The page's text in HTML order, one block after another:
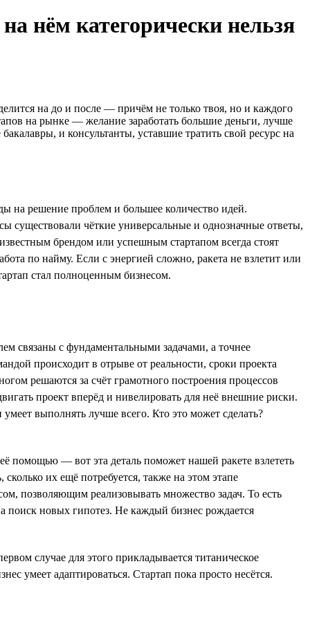
нём категорически нельзя
на до и после — причём не только твоя, но и каждого
на рынке — желание заработать большие деньги, лучше
и консультанты, уставшие тратить свой ресурс на
на решение проблем и большее количество идей.
существовали чёткие универсальные и однозначные ответы,
брендом или успешным стартапом всегда стоят
по найму. Если с энергией сложно, ракета не взлетит или
стал полноценным бизнесом.
связаны с фундаментальными задачами, а точнее
происходит в отрыве от реальности, сроки проекта
решаются за счёт грамотного построения процессов
проект вперёд и нивелировать для неё внешние риски.
выполнять лучше всего. Кто это может сделать?
помощью — вот эта деталь поможет нашей ракете взлететь
их ещё потребуется, также на этом этапе
позволяющим реализовывать множество задач. То есть
поиск новых гипотез. Не каждый бизнес рождается
случае для этого прикладывается титаническое
умеет адаптироваться. Стартап пока просто несётся.